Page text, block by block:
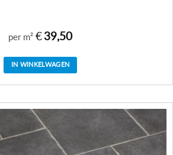
per m² €39,50
IN WINKELWAGEN